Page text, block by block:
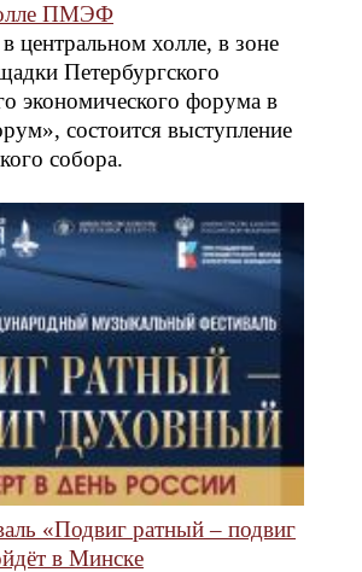
ПМЭФ
центральном холле, в зоне
Петербургского
экономического форума в
состоится выступление
собора.
«Подвиг ратный – подвиг
в Минске